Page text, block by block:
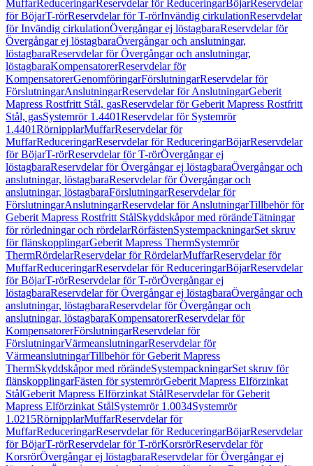
MuffarReduceringarReservdelar för ReduceringarBöjarReservdelar
för BöjarT-rörReservdelar för T-rörInvändig cirkulationReservdelar
för Invändig cirkulationÖvergångar ej löstagbaraReservdelar för
Övergångar ej löstagbaraÖvergångar och anslutningar,
löstagbaraReservdelar för Övergångar och anslutningar,
löstagbaraKompensatorerReservdelar för
KompensatorerGenomföringarFörslutningarReservdelar för
FörslutningarAnslutningarReservdelar för AnslutningarGeberit
Mapress Rostfritt Stål, gasReservdelar för Geberit Mapress Rostfritt
Stål, gasSystemrör 1.4401Reservdelar för Systemrör
1.4401RörnipplarMuffarReservdelar för
MuffarReduceringarReservdelar för ReduceringarBöjarReservdelar
för BöjarT-rörReservdelar för T-rörÖvergångar ej
löstagbaraReservdelar för Övergångar ej löstagbaraÖvergångar och
anslutningar, löstagbaraReservdelar för Övergångar och
anslutningar, löstagbaraFörslutningarReservdelar för
FörslutningarAnslutningarReservdelar för AnslutningarTillbehör för
Geberit Mapress Rostfritt StålSkyddskåpor med rörändeTätningar
för rörledningar och rördelarRörfästenSystempackningarSet skruv
för flänskopplingarGeberit Mapress ThermSystemrör
ThermRördelarReservdelar för RördelarMuffarReservdelar för
MuffarReduceringarReservdelar för ReduceringarBöjarReservdelar
för BöjarT-rörReservdelar för T-rörÖvergångar ej
löstagbaraReservdelar för Övergångar ej löstagbaraÖvergångar och
anslutningar, löstagbaraReservdelar för Övergångar och
anslutningar, löstagbaraKompensatorerReservdelar för
KompensatorerFörslutningarReservdelar för
FörslutningarVärmeanslutningarReservdelar för
VärmeanslutningarTillbehör för Geberit Mapress
ThermSkyddskåpor med rörändeSystempackningarSet skruv för
flänskopplingarFästen för systemrörGeberit Mapress Elförzinkat
StålGeberit Mapress Elförzinkat StålReservdelar för Geberit
Mapress Elförzinkat StålSystemrör 1.0034Systemrör
1.0215RörnipplarMuffarReservdelar för
MuffarReduceringarReservdelar för ReduceringarBöjarReservdelar
för BöjarT-rörReservdelar för T-rörKorsrörReservdelar för
KorsrörÖvergångar ej löstagbaraReservdelar för Övergångar ej